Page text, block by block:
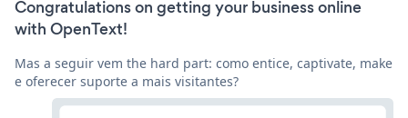
Congratulations on getting your business online
with OpenText!
Mas a seguir vem the hard part: como entice, captivate, make
e oferecer suporte a mais visitantes?